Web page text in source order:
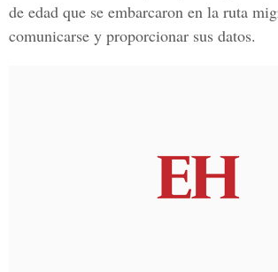
de edad que se embarcaron en la ruta
comunicarse y proporcionar sus datos.